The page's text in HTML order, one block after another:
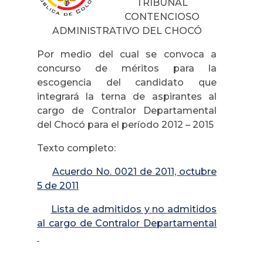
TRIBUNAL
CONTENCIOSO
ADMINISTRATIVO DEL CHOCÓ
Por medio del cual se convoca a
concurso de méritos para la
escogencia del candidato que
integrará la terna de aspirantes al
cargo de Contralor Departamental
del Chocó para el período 2012 – 2015
Texto completo:
Acuerdo No. 0021 de 2011, octubre
5 de 2011
Lista de admitidos y no admitidos
al cargo de Contralor Departamental